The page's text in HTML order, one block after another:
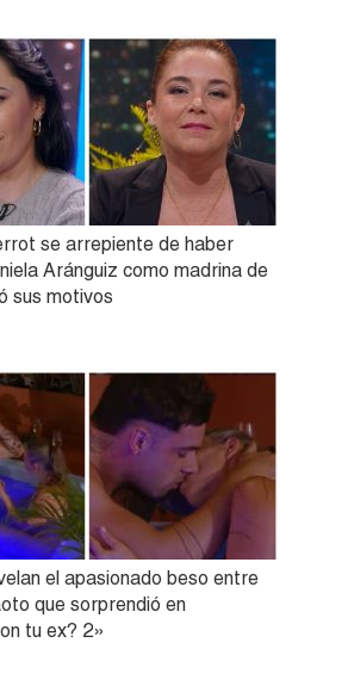
se arrepiente de haber
Aránguiz como madrina de
sus motivos
el apasionado beso entre
que sorprendió en
tu ex? 2»